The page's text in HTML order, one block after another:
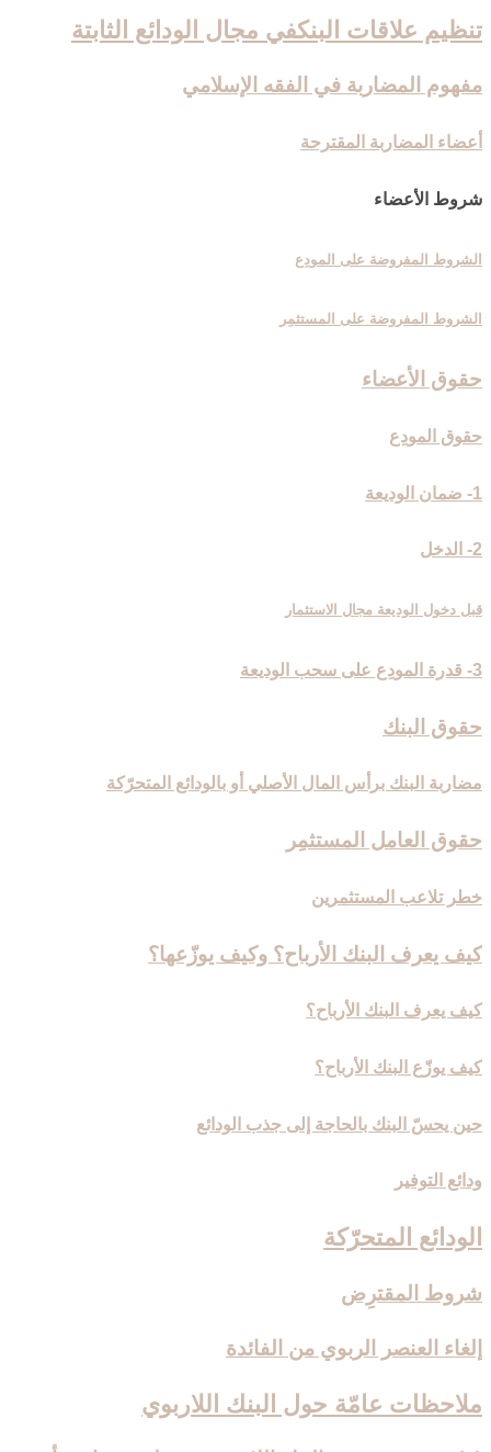
تنظيم علاقات البنك‏في مجال الودائع الثابتة
مفهوم المضاربة في الفقه الإسلامي
أعضاء المضاربة المقترحة
شروط الأعضاء
الشروط المفروضة على المودِع
الشروط المفروضة على المستثمِر
حقوق الأعضاء
حقوق المودِع
1- ضمان الوديعة
2- الدخل
قبل دخول الوديعة مجال الاستثمار
3- قدرة المودِع على سحب الوديعة
حقوق البنك
مضاربة البنك برأس المال الأصلي أو بالودائع المتحرّكة
حقوق العامل المستثمِر
خطر تلاعب المستثمرين
كيف يعرف البنك الأرباح؟ وكيف يوزّعها؟
كيف يعرف البنك الأرباح؟
كيف يوزّع البنك الأرباح؟
حين يحسّ البنك بالحاجة إلى جذب الودائع
ودائع التوفير
الودائع المتحرّكة
شروط المقترِض
إلغاء العنصر الربوي من الفائدة
ملاحظات عامّة حول البنك اللاربوي‏